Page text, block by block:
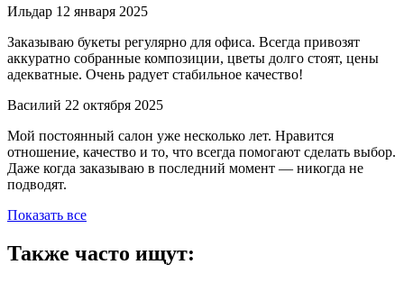
Ильдар 12 января 2025
Заказываю букеты регулярно для офиса. Всегда привозят
аккуратно собранные композиции, цветы долго стоят, цены
адекватные. Очень радует стабильное качество!
Василий 22 октября 2025
Мой постоянный салон уже несколько лет. Нравится
отношение, качество и то, что всегда помогают сделать выбор.
Даже когда заказываю в последний момент — никогда не
подводят.
Показать все
Также часто ищут: